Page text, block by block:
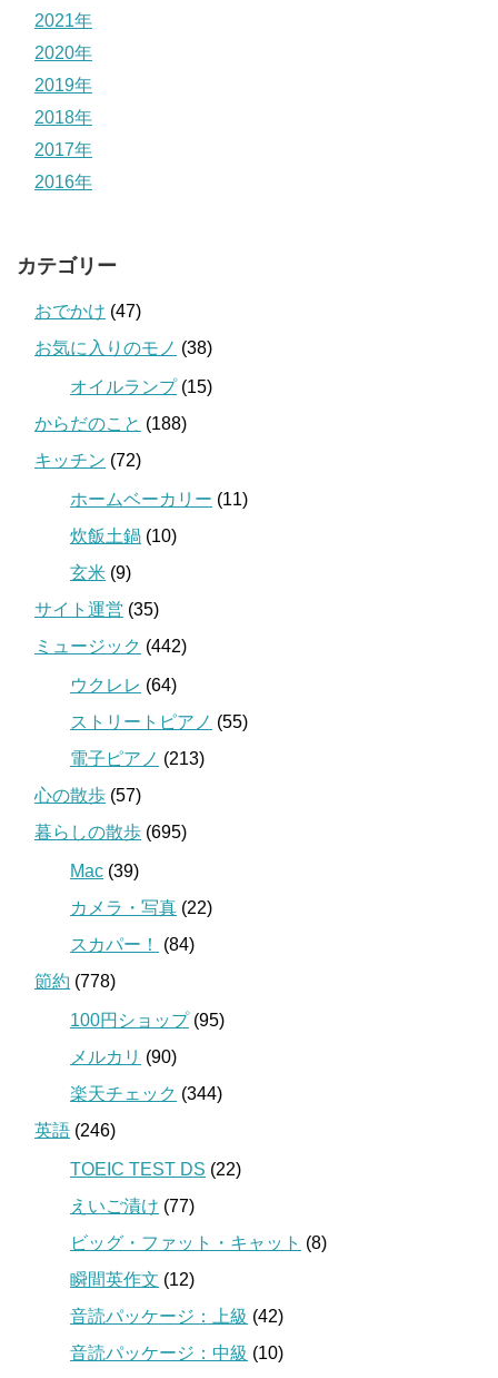
2021年
2020年
2019年
2018年
2017年
2016年
カテゴリー
おでかけ (47)
お気に入りのモノ (38)
オイルランプ(15)
からだのこと (188)
キッチン (72)
ホームベーカリー (11)
炊飯土鍋 (10)
玄米 (9)
サイト運営 (35)
ミュージック (442)
ウクレレ (64)
ストリートピアノ (55)
電子ピアノ (213)
心の散歩 (57)
暮らしの散歩 (695)
Mac (39)
カメラ・写真 (22)
スカパー！
(84)
節約 (778)
100円ショップ(95)
メルカリ (90)
楽天チェック (344)
英語 (246)
TOEIC TEST DS (22)
えいご漬け (77)
ビッグ・ファット・キャット (8)
瞬間英作文 (12)
音読パッケージ：上級 (42)
音読パッケージ：中級 (10)